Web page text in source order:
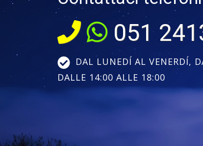
051
DAL LUNEDÍ AL VENERDÍ,
DALLE 14:00 ALLE 18:00